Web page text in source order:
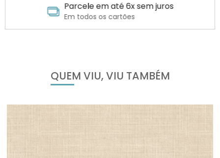
Parcele em até 6x sem juros
Em todos os cartões
QUEM VIU, VIU TAMBÉM